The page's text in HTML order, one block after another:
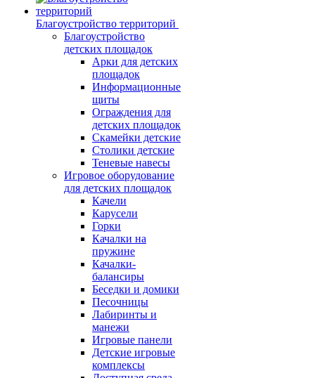
Благоустройство территорий
Благоустройство
детских площадок
Арки для детских
площадок
Информационные
щиты
Ограждения для
детских площадок
Скамейки детские
Столики детские
Теневые навесы
Игровое оборудование
для детских площадок
Качели
Карусели
Горки
Качалки на
пружине
Качалки-
балансиры
Беседки и домики
Песочницы
Лабиринты и
манежи
Игровые панели
Детские игровые
комплексы